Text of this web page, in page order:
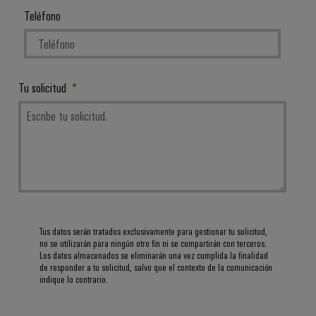
diferentes
sectores
de
automatización
de
máquinas
y
Oil
Gas
Garantizar
un
funcionamiento
seguro
Acceso
Plataforma
de
Centre
Teléfono
Tu solicitud
Tus datos serán tratados exclusivamente para gestionar tu solicitud,
no se utilizarán para ningún otro fin ni se compartirán con terceros.
Los datos almacenados se eliminarán una vez cumplida la finalidad
de responder a tu solicitud, salvo que el contexto de la comunicación
indique lo contrario.